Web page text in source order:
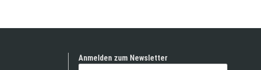
Anmelden zum Newsletter